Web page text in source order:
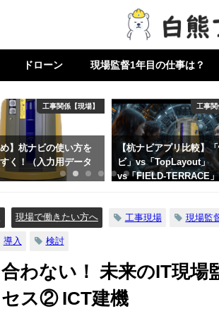
ドローン 現場監督1年目の仕事は？
工事関係【現場】
め】杭ナビの使い方を
く！（入力用データ
工事
【杭ナビアプリ比較】
ビ」vs「TopLayout」
vs「FIELD-TERRACE
現場で働きたい方へ 工事現場 現場監
導入 検討
わない！ 未来のIT現場
ス② ICT建機